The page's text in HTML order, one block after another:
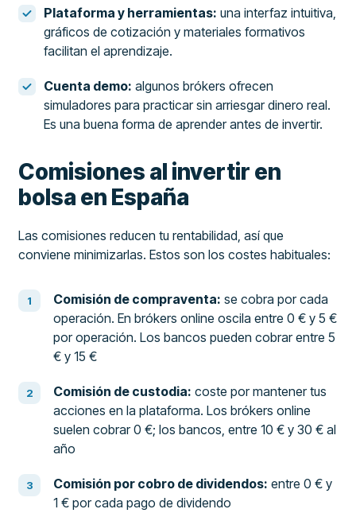
Plataforma y herramientas: una interfaz intuitiva,
gráficos de cotización y materiales formativos
facilitan el aprendizaje.
Cuenta demo: algunos brókers ofrecen
simuladores para practicar sin arriesgar dinero real.
Es una buena forma de aprender antes de invertir.
Comisiones al invertir en
bolsa en España
Las comisiones reducen tu rentabilidad, así que
conviene minimizarlas. Estos son los costes habituales:
Comisión de compraventa: se cobra por cada
operación. En brókers online oscila entre 0 € y 5 €
por operación. Los bancos pueden cobrar entre 5
€ y 15 €
Comisión de custodia: coste por mantener tus
acciones en la plataforma. Los brókers online
suelen cobrar 0 €; los bancos, entre 10 € y 30 € al
año
Comisión por cobro de dividendos: entre 0 € y
1 € por cada pago de dividendo